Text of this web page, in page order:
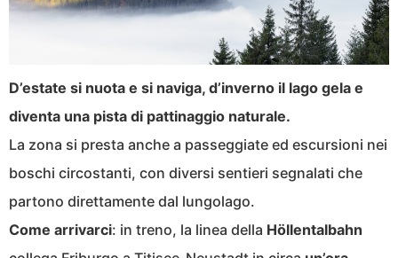
D’estate si nuota e si naviga, d’inverno il lago gela e
diventa una pista di pattinaggio naturale.
La zona si presta anche a passeggiate ed escursioni nei
boschi circostanti, con diversi sentieri segnalati che
partono direttamente dal lungolago.
Come arrivarci: in treno, la linea della Höllentalbahn